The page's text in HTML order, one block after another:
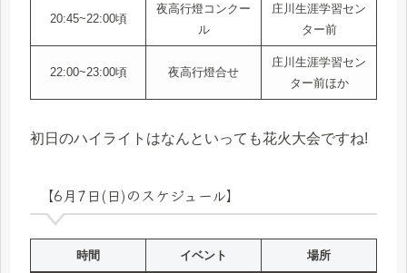
20:45~22:00頃
夜高行燈コンクー
ル
庄川生涯学習セン
ター前
22:00~23:00頃 夜高行燈合せ
庄川生涯学習セン
ター前ほか
初日のハイライトはなんといっても花火大会ですね!
【6月7日(日)のスケジュール】
時間 イベント 場所